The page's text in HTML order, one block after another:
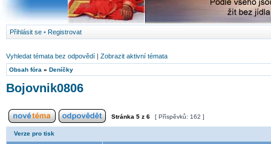
Přihlásit se • Registrovat
Vyhledat témata bez odpovědí | Zobrazit aktivní témata
Obsah fóra » Deníčky
Bojovnik0806
Stránka 5 z 6 [ Příspěvků: 162 ]
Verze pro tisk